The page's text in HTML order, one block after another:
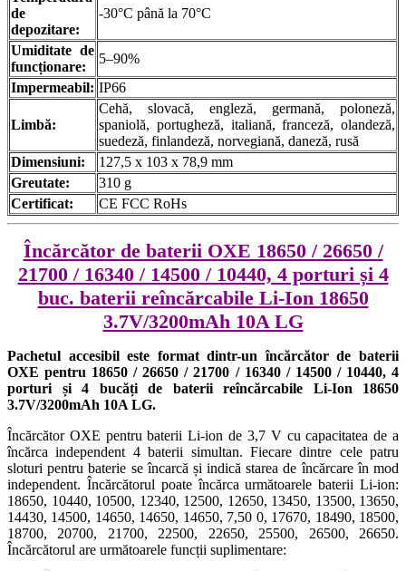
de
depozitare:
-30°C până la 70°C
Umiditate de
funcționare:
5–90%
Impermeabil: IP66
Limbă:
Cehă, slovacă, engleză, germană, poloneză,
spaniolă, portugheză, italiană, franceză, olandeză,
suedeză, finlandeză, norvegiană, daneză, rusă
Dimensiuni:
127,5 x 103 x 78,9 mm
Greutate:
310 g
Certificat:
CE FCC RoHs
Încărcător de baterii OXE 18650 / 26650 /
21700 / 16340 / 14500 / 10440, 4 porturi și 4
buc. baterii reîncărcabile Li-Ion 18650
3.7V/3200mAh 10A LG
Pachetul accesibil este format dintr-un încărcător de baterii
OXE pentru 18650 / 26650 / 21700 / 16340 / 14500 / 10440, 4
porturi și 4 bucăți de baterii reîncărcabile Li-Ion 18650
3.7V/3200mAh 10A LG.
Încărcător OXE pentru baterii Li-ion de 3,7 V cu capacitatea de a
încărca independent 4 baterii simultan. Fiecare dintre cele patru
sloturi pentru baterie se încarcă și indică starea de încărcare în mod
independent. Încărcătorul poate încărca următoarele baterii Li-ion:
18650, 10440, 10500, 12340, 12500, 12650, 13450, 13500, 13650,
14430, 14500, 14650, 14650, 14650, 7,50 0, 17670, 18490, 18500,
18700, 20700, 21700, 22500, 22650, 25500, 26500, 26650.
Încărcătorul are următoarele funcții suplimentare: